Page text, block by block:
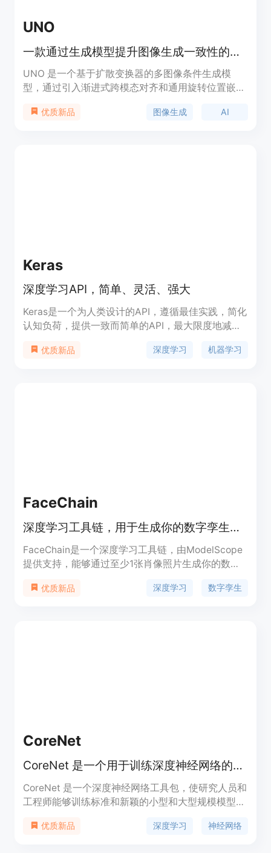
UNO
一款通过生成模型提升图像生成一致性的工具。
UNO 是一个基于扩散变换器的多图像条件生成模
型，通过引入渐进式跨模态对齐和通用旋转位置嵌
了对单一或多个主题生成的可控性，适用于各种创意
优质新品 图像生成 AI
Keras
深度学习API，简单、灵活、强大
Keras是一个为人类设计的API，遵循最佳实践，简化
认知负荷，提供一致而简单的API，最大限度地减少
的错误信息。Keras旨在为任何希望推出基于机器学
优质新品 深度学习 机器学习
FaceChain
深度学习工具链，用于生成你的数字孪生体。
FaceChain是一个深度学习工具链，由ModelScope
提供支持，能够通过至少1张肖像照片生成你的数字
格）。用户可以通过FaceChain的Python脚本、熟悉
优质新品 深度学习 数字孪生
CoreNet
CoreNet 是一个用于训练深度神经网络的库。
CoreNet 是一个深度神经网络工具包，使研究人员和
工程师能够训练标准和新颖的小型和大型规模模型，
LLM）、对象分类、对象检测和语义分割。
优质新品 深度学习 神经网络